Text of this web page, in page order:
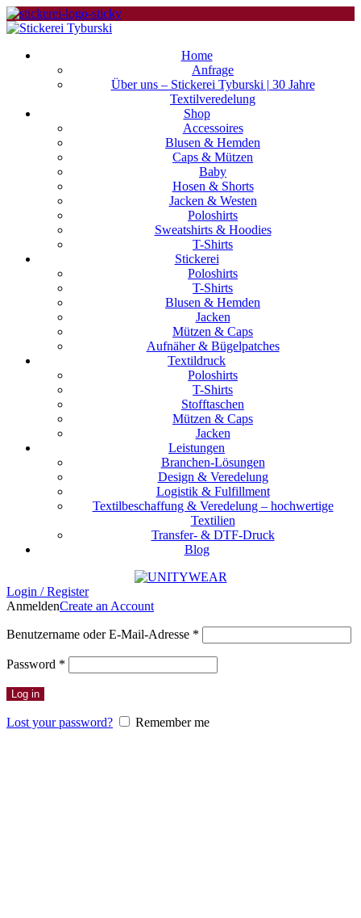
Home
Anfrage
Über uns – Stickerei Tyburski | 30 Jahre
Textilveredelung
Shop
Accessoires
Blusen & Hemden
Caps & Mützen
Baby
Hosen & Shorts
Jacken & Westen
Poloshirts
Sweatshirts & Hoodies
T-Shirts
Stickerei
Poloshirts
T-Shirts
Blusen & Hemden
Jacken
Mützen & Caps
Aufnäher & Bügelpatches
Textildruck
Poloshirts
T-Shirts
Stofftaschen
Mützen & Caps
Jacken
Leistungen
Branchen-Lösungen
Design & Veredelung
Logistik & Fulfillment
Textilbeschaffung & Veredelung – hochwertige
Textilien
Transfer- & DTF-Druck
Blog
Login / Register
AnmeldenCreate an Account
Benutzername oder E-Mail-Adresse *
Password *
Log in
Lost your password? Remember me